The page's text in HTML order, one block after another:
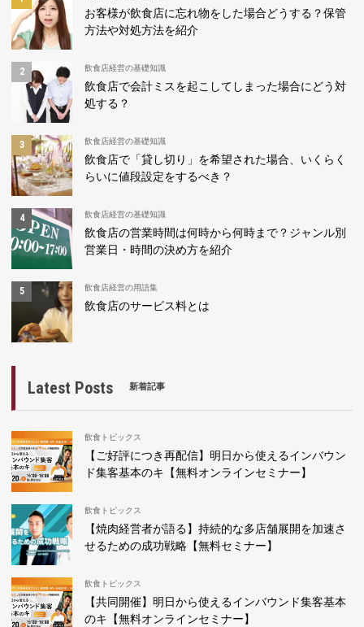
お客様が飲食店に忘れ物をした場合どうする？保管
方法や対処方法を紹介
飲食店経営の基礎知識
飲食店で会計ミスを起こしてしまった場合にどう対
処する？
飲食店経営の基礎知識
飲食店で「貸し切り」を希望された場合、いくらく
らいに値段設定をするべき？
飲食店経営の基礎知識
飲食店の営業時間は何時から何時まで？ジャンル別
営業日・時間の決め方を紹介
飲食店経営の用語集
飲食店のサービス料とは
Latest Posts 新着記事
飲食トピックス
【ご好評につき再配信】明日から使えるインバウン
ド集客基本のキ【無料オンラインセミナー】
飲食トピックス
【焼肉経営者が語る】持続的な多店舗展開を加速さ
せるための成功戦略【無料セミナー】
飲食トピックス
【共同開催】明日から使えるインバウンド集客基本
のキ【無料オンラインセミナー】